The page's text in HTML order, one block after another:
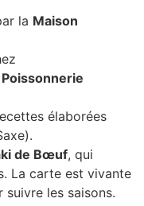
la Maison
Poissonnerie
élaborées
de Bœuf, qui
La carte est vivante
les saisons.